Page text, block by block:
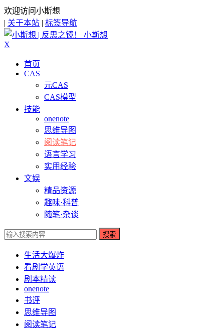
欢迎访问小斯想
| 关于本站 | 标签导航
小斯想
X
首页
CAS
元CAS
CAS模型
技能
onenote
思维导图
阅读笔记
语言学习
实用经验
文娱
精品资源
趣味·科普
随笔·杂谈
搜索
生活大爆炸
看剧学英语
剧本精读
onenote
书评
思维导图
阅读笔记